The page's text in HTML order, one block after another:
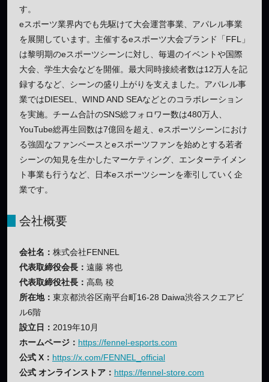
す。
eスポーツ業界内でも先駆けて大会運営事業、アパレル事業
を展開しています。主催するeスポーツ大会ブランド「FFL」
は黎明期のeスポーツシーンに対し、毎週のイベントや国際
大会、学生大会などを開催。最大同時接続者数は12万人を記
録するなど、シーンの盛り上がりを支えました。アパレル事
業ではDIESEL、WIND AND SEAなどとのコラボレーション
を実施。チーム合計のSNS総フォロワー数は480万人、
YouTube総再生回数は7億回を超え、eスポーツシーンにおけ
る強固なファンベースとeスポーツファンを始めとする若者
シーンの知見を生かしたマーケティング、エンターテイメン
ト事業も行うなど、日本eスポーツシーンを牽引していく企
業です。
会社概要
会社名： 株式会社FENNEL
代表取締役会長： 遠藤 将也
代表取締役社長： 高島 稜
所在地： 東京都渋谷区南平台町16-28 Daiwa渋谷スクエアビ
ル6階
設立日： 2019年10月
ホームページ： https://fennel-esports.com
公式 X： https://x.com/FENNEL_official
公式 オンラインストア： https://fennel-store.com